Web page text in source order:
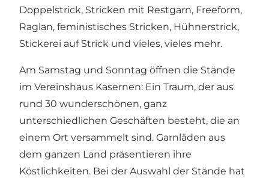
Doppelstrick, Stricken mit Restgarn, Freeform,
Raglan, feministisches Stricken, Hühnerstrick,
Stickerei auf Strick und vieles, vieles mehr.
Am Samstag und Sonntag öffnen die Stände
im Vereinshaus Kasernen: Ein Traum, der aus
rund 30 wunderschönen, ganz
unterschiedlichen Geschäften besteht, die an
einem Ort versammelt sind. Garnläden aus
dem ganzen Land präsentieren ihre
Köstlichkeiten. Bei der Auswahl der Stände hat